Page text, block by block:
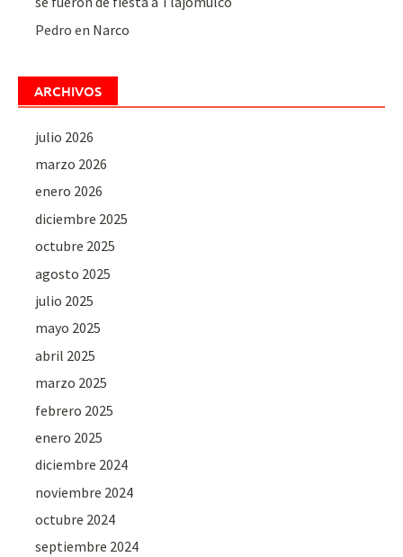
Pedro en Narco
ARCHIVOS
julio 2026
marzo 2026
enero 2026
diciembre 2025
octubre 2025
agosto 2025
julio 2025
mayo 2025
abril 2025
marzo 2025
febrero 2025
enero 2025
diciembre 2024
noviembre 2024
octubre 2024
septiembre 2024